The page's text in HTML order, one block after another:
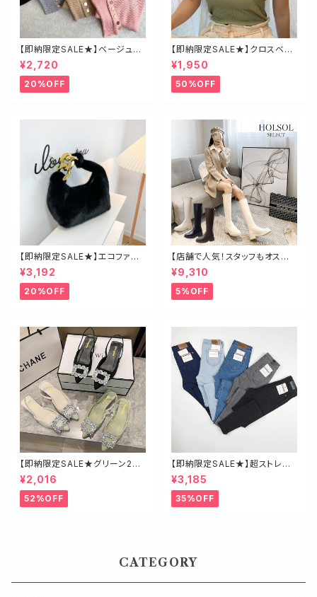
【即納限定SALE★】ベージュ・
ゴールド釦ハイネックニット
¥2,720
20%OFF
【即納限定SALE★】クロスベア
トップス
¥1,950
50%OFF
【即納限定SALE★】エコファー
ビッグチェーンバッグ
¥3,192
20%OFF
【店舗で人気！スタッフもオスス
メ】ゴールド金具ロングブーツ
¥9,310
5%OFF
【即納限定SALE★グリーン23.
5】ビジューミュール
¥2,016
52%OFF
【即納限定SALE★】超ストレッ
チ！ハイウエストスキニーデニ
ム 細身さんにオススメ♡
¥3,185
35%OFF
CATEGORY